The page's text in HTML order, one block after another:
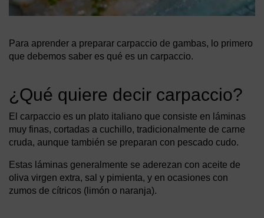
Para aprender a preparar carpaccio de gambas, lo primero
que debemos saber es qué es un carpaccio.
¿Qué quiere decir carpaccio?
El carpaccio es un plato italiano que consiste en láminas
muy finas, cortadas a cuchillo, tradicionalmente de carne
cruda, aunque también se preparan con pescado cudo.
Estas láminas generalmente se aderezan con aceite de
oliva virgen extra, sal y pimienta, y en ocasiones con
zumos de cítricos (limón o naranja).